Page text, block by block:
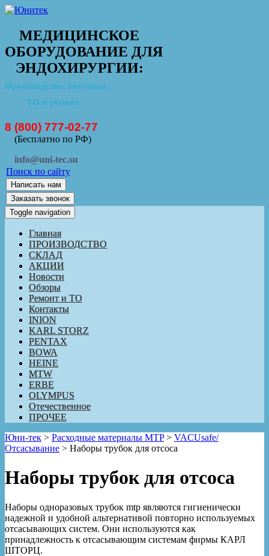
МЕДИЦИНСКОЕ
ОБОРУДОВАНИЕ ДЛЯ
ЭНДОХИРУРГИИ:
Производство, поставка,
ТО и ремонт
8 (800) 777-02-77
(Бесплатно по РФ)
info@uni-tec.su
Поиск по сайту
Написать нам
Заказать звонок
Toggle navigation
Главная
ПРОИЗВОДСТВО
СКЛАД
АКЦИИ
Новости
Обзоры
Ремонт и ТО
Контакты
INION
KARL STORZ
PENTAX
BOWA
HEINE
MTW
ERBE
OLYMPUS
Отечественное
ПРОЧЕЕ
Юни-тек > Расходные материалы MTP> VACUsafe/
Отсасывание > Наборы трубок для отсоса
Наборы трубок для отсоса
Наборы одноразовых трубок mtp являются гигиенически
надежной и удобной альтернативой повторно используемых
отсасывающих систем. Они используются как
принадлежность к отсасывающим системам фирмы КАРЛ
ШТОРЦ.